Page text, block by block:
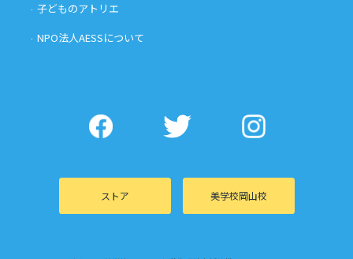
子どものアトリエ
NPO法人AESSについて
ストア 美学校岡山校